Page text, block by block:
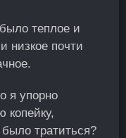
теплое и
низкое почти
я упорно
копейку,
тратиться?